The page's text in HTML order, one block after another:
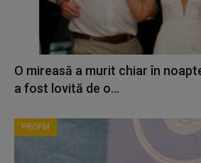
O mireasă a murit chiar în
a fost lovită de o...
PROFM